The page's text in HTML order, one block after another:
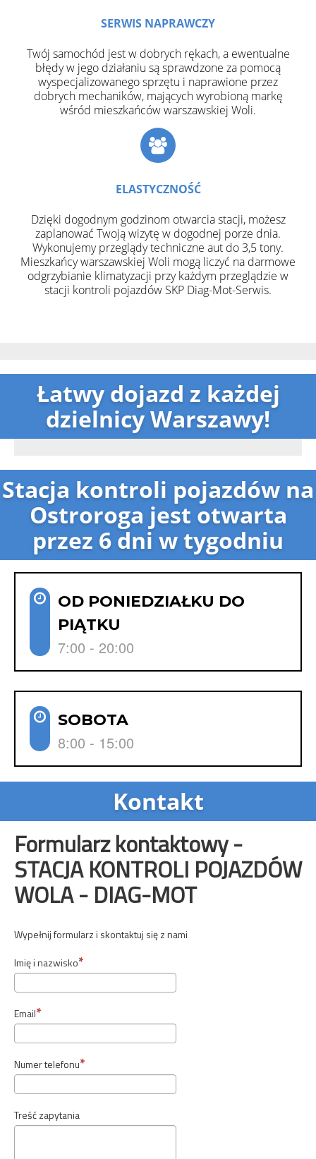
SERWIS NAPRAWCZY
Twój samochód jest w dobrych rękach, a ewentualne
błędy w jego działaniu są sprawdzone za pomocą
wyspecjalizowanego sprzętu i naprawione przez
dobrych mechaników, mających wyrobioną markę
wśród mieszkańców warszawskiej Woli.
ELASTYCZNOŚĆ
Dzięki dogodnym godzinom otwarcia stacji, możesz
zaplanować Twoją wizytę w dogodnej porze dnia.
Wykonujemy przeglądy techniczne aut do 3,5 tony.
Mieszkańcy warszawskiej Woli mogą liczyć na darmowe
odgrzybianie klimatyzacji przy każdym przeglądzie w
stacji kontroli pojazdów SKP Diag-Mot-Serwis.
Łatwy dojazd z każdej
dzielnicy Warszawy!
Stacja kontroli pojazdów na
Ostroroga jest otwarta
przez 6 dni w tygodniu
OD PONIEDZIAŁKU DO
PIĄTKU
7:00 - 20:00
SOBOTA
8:00 - 15:00
Kontakt
Formularz kontaktowy -
STACJA KONTROLI POJAZDÓW
WOLA - DIAG-MOT
Wypełnij formularz i skontaktuj się z nami
Imię i nazwisko
Email
Numer telefonu
Treść zapytania